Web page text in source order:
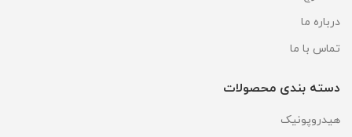
درباره ما
تماس با ما
دسته بندی محصولات
هیدروپونیک